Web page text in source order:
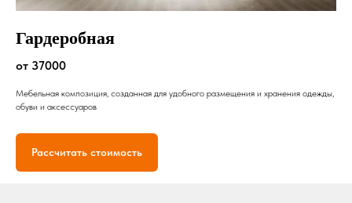
Гардеробная
от 37000
Мебельная композиция, созданная для удобного размещения и хранения одежды,
обуви и аксессуаров
Рассчитать стоимость